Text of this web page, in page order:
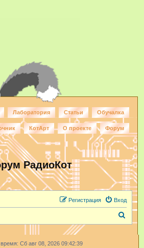
Лаборатория Статьи Обучалка
КотАрт О проекте Форум
РадиоКот
Вход
Регистрация
Сб авг 08, 2026 09:42:39